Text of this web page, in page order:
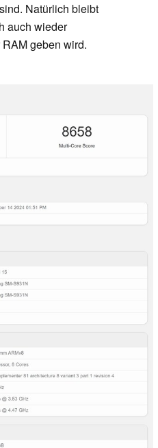
Natürlich bleibt
auch wieder
geben wird.